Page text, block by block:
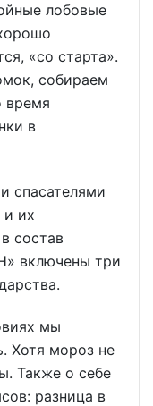
лобовые
«со старта».
собираем
время
в
спасателями
и их
состав
включены три
мы
Хотя мороз не
Также о себе
разница в